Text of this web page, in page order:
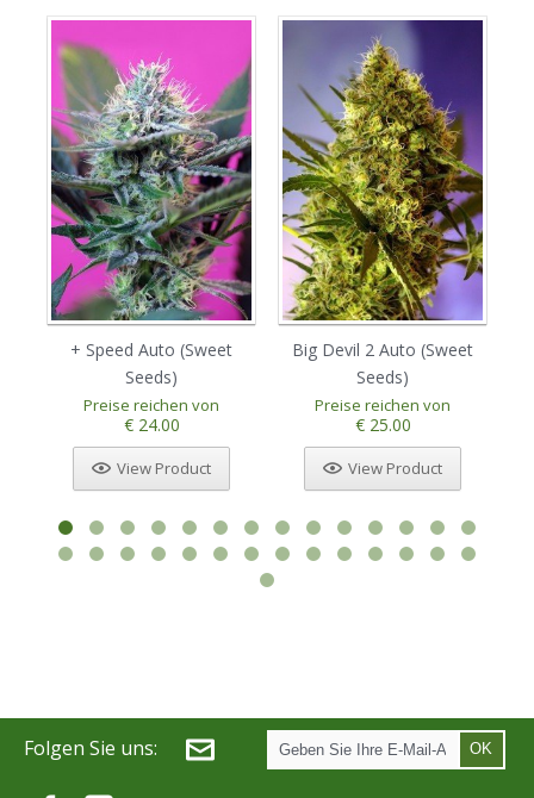
+ Speed Auto (Sweet
Seeds)
Preise reichen von
€ 24.00
View Product
Big Devil 2 Auto (Sweet
Seeds)
Preise reichen von
€ 25.00
View Product
Folgen Sie uns: OK